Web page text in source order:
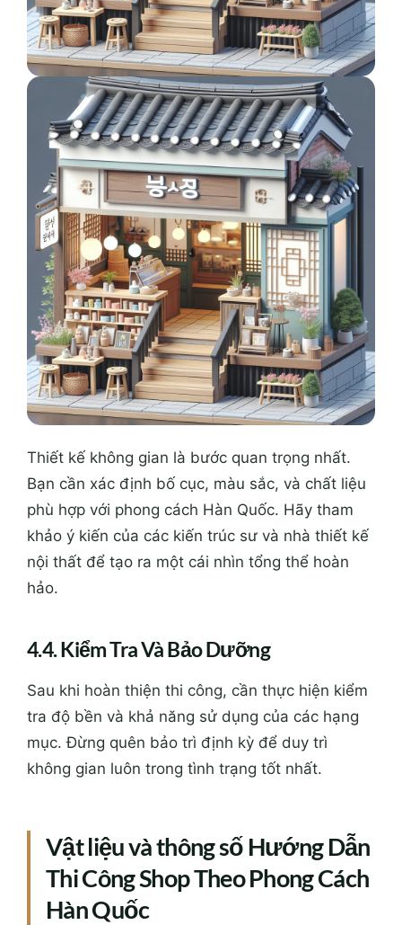
Thiết kế không gian là bước quan trọng nhất.
Bạn cần xác định bố cục, màu sắc, và chất liệu
phù hợp với phong cách Hàn Quốc. Hãy tham
khảo ý kiến của các kiến trúc sư và nhà thiết kế
nội thất để tạo ra một cái nhìn tổng thể hoàn
hảo.
4.4. Kiểm Tra Và Bảo Dưỡng
Sau khi hoàn thiện thi công, cần thực hiện kiểm
tra độ bền và khả năng sử dụng của các hạng
mục. Đừng quên bảo trì định kỳ để duy trì
không gian luôn trong tình trạng tốt nhất.
Vật liệu và thông số Hướng Dẫn
Thi Công Shop Theo Phong Cách
Hàn Quốc